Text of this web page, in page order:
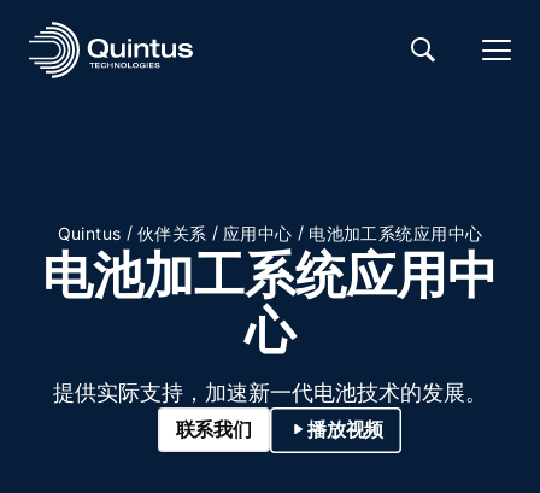
Quintus / 伙伴关系 / 应用中心 / 电池加工系统应用中心
电池加工系统应用中
心
提供实际支持，加速新一代电池技术的发展。
联系我们 播放视频